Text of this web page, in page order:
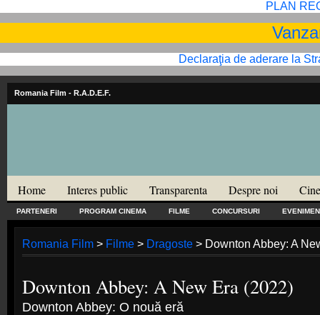
PLAN
Declaraţia de aderare la
Romania Film - R.A.D.E.F.
Home Interes public Transparenta Despre noi
PARTENERI PROGRAM CINEMA FILME CONCURSURI
Romania Film> Filme> Dragoste> Downton Abbey: A
Downton Abbey: A New Era (2022)
Downton Abbey: O nouă eră